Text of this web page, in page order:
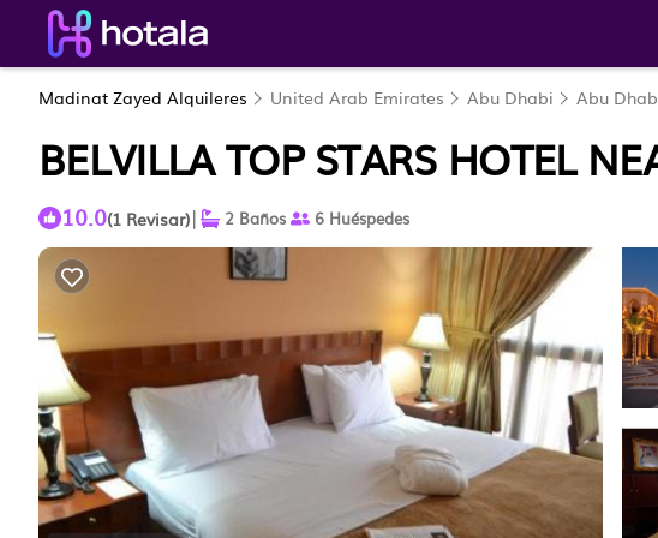
Madinat Zayed Alquileres United Arab Emirates Abu Dhabi Abu
BELVILLA TOP STARS HOTEL
10.0(1 Revisar)| 2 Baños 6 Huéspedes